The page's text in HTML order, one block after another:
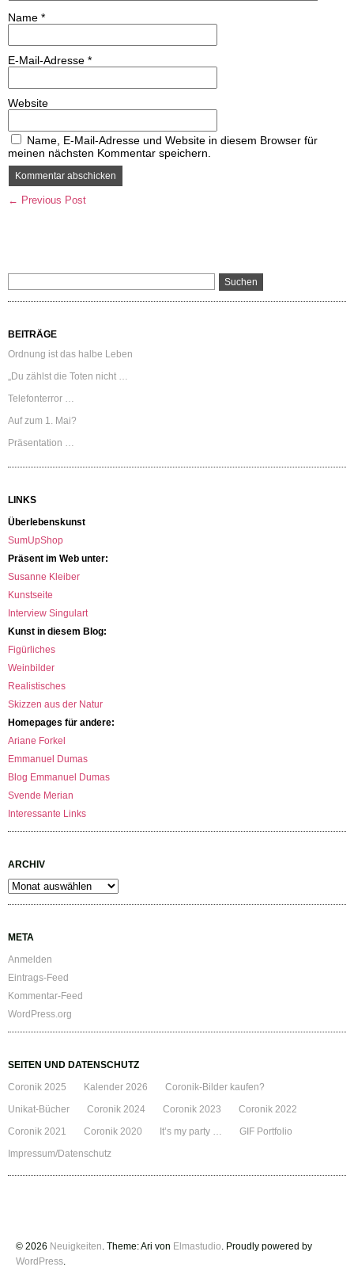
Name *
E-Mail-Adresse *
Website
Name, E-Mail-Adresse und Website in diesem Browser für
meinen nächsten Kommentar speichern.
← Previous Post
BEITRÄGE
Ordnung ist das halbe Leben
„Du zählst die Toten nicht …
Telefonterror …
Auf zum 1. Mai?
Präsentation …
LINKS
Überlebenskunst
SumUpShop
Präsent im Web unter:
Susanne Kleiber
Kunstseite
Interview Singulart
Kunst in diesem Blog:
Figürliches
Weinbilder
Realistisches
Skizzen aus der Natur
Homepages für andere:
Ariane Forkel
Emmanuel Dumas
Blog Emmanuel Dumas
Svende Merian
Interessante Links
ARCHIV
Archiv
META
Anmelden
Eintrags-Feed
Kommentar-Feed
WordPress.org
SEITEN UND DATENSCHUTZ
Coronik 2025
Kalender 2026
Coronik-Bilder kaufen?
Unikat-Bücher
Coronik 2024 Coronik 2023
Coronik 2022
Coronik 2021
Coronik 2020 It’s my party …
GIF Portfolio
Impressum/Datenschutz
© 2026 Neuigkeiten. Theme: Ari von Elmastudio. Proudly powered by
WordPress.